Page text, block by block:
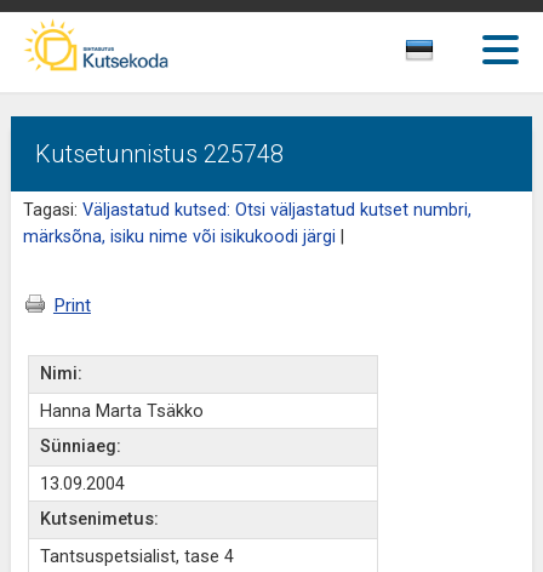
Kutsetunnistus 225748
Tagasi: Väljastatud kutsed: Otsi väljastatud kutset numbri,
märksõna, isiku nime või isikukoodi järgi
Print
Nimi:
Hanna Marta Tsäkko
Sünniaeg:
13.09.2004
Kutsenimetus:
Tantsuspetsialist, tase 4